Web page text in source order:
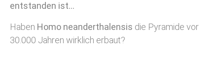
entstanden ist…
Haben Homo neanderthalensis die Pyramide vor
30.000 Jahren wirklich erbaut?